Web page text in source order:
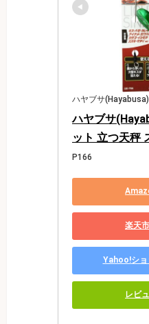
ハヤブサ(Hayabusa)
ハヤブサ
ット 立つ天秤
P166
楽天
Yahoo!ショ
レビ